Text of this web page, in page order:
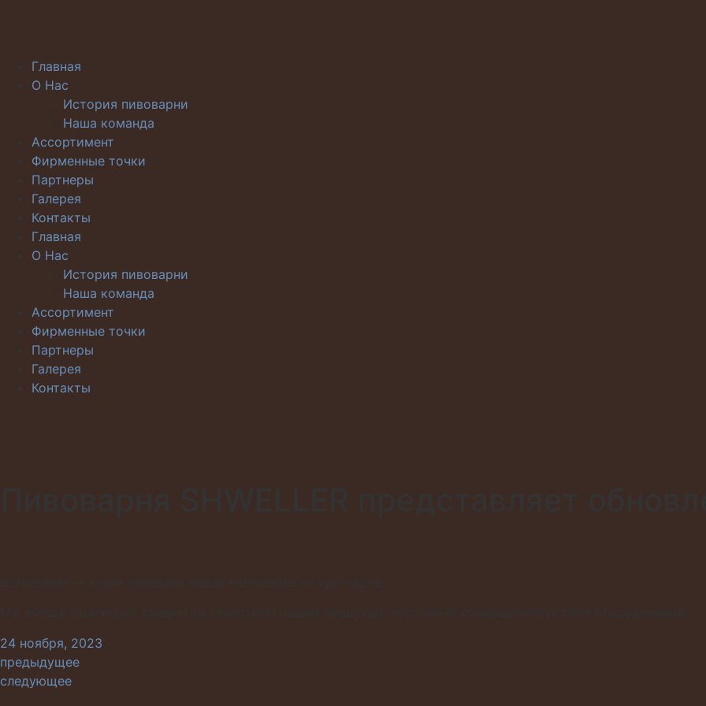
Главная
О Нас
История пивоварни
Наша команда
Ассортимент
Фирменные точки
Партнеры
Галерея
Контакты
Главная
О Нас
История пивоварни
Наша команда
Ассортимент
Фирменные точки
Партнеры
Галерея
Контакты
24 ноября, 2023
предыдущее
следующее